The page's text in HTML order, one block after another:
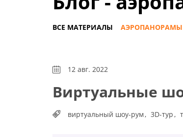
ВСЕ МАТЕРИАЛЫ АЭРОПАНОРАМЫ
12 авг. 2022
Виртуальные
виртуальный шоу-рум 3D-тур